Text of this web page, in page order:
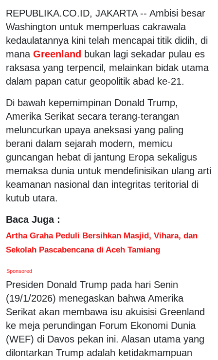
REPUBLIKA.CO.ID, JAKARTA -- Ambisi besar
Washington untuk memperluas cakrawala
kedaulatannya kini telah mencapai titik didih, di
mana Greenland bukan lagi sekadar pulau es
raksasa yang terpencil, melainkan bidak utama
dalam papan catur geopolitik abad ke-21.
Di bawah kepemimpinan Donald Trump,
Amerika Serikat secara terang-terangan
meluncurkan upaya aneksasi yang paling
berani dalam sejarah modern, memicu
guncangan hebat di jantung Eropa sekaligus
memaksa dunia untuk mendefinisikan ulang arti
keamanan nasional dan integritas teritorial di
kutub utara.
Baca Juga :
Artha Graha Peduli Bersihkan Masjid, Vihara, dan
Sekolah Pascabencana di Aceh Tamiang
Sponsored
Presiden Donald Trump pada hari Senin
(19/1/2026) menegaskan bahwa Amerika
Serikat akan membawa isu akuisisi Greenland
ke meja perundingan Forum Ekonomi Dunia
(WEF) di Davos pekan ini. Alasan utama yang
dilontarkan Trump adalah ketidakmampuan